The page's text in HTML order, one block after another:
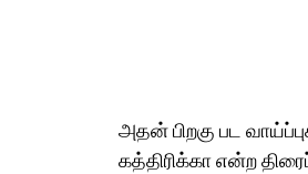
அதன் பிறகு பட
கத்திரிக்கா என்ற